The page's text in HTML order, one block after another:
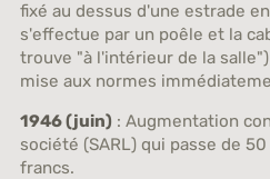
fixé au dessus d'une estrade
s'effectue par un poêle et la
trouve "à l'intérieur de la
mise aux normes
1946 (juin): Augmentation
société (SARL) qui passe de
francs.